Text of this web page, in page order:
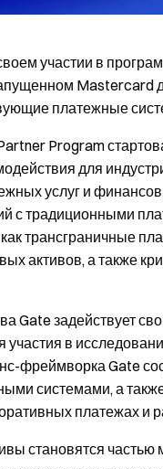
участии в
Mastercard
платежные
Program
для
услуг и
с традиционными
трансграничные
активов, а также
Gate задействует
в
фреймворка Gate
системами, а
платежах и
становятся